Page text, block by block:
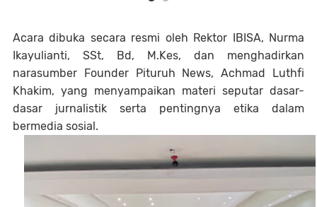
Acara dibuka secara resmi oleh Rektor IBISA, Nurma
Ikayulianti, SSt, Bd, M.Kes, dan menghadirkan
narasumber Founder Pituruh News, Achmad Luthfi
Khakim, yang menyampaikan materi seputar dasar-
dasar jurnalistik serta pentingnya etika dalam
bermedia sosial.